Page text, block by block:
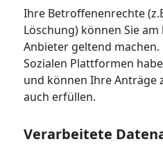
Ihre Betroffenenrechte
Löschung) können Sie
Anbieter geltend
Sozialen Plattformen
und können Ihre Anträge
auch erfüllen.
Verarbeitete